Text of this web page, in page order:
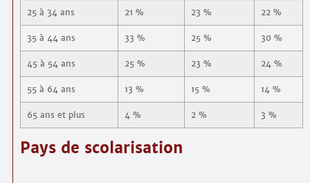
25 à 34 ans 21 % 23 % 22 %
35 à 44 ans 33 % 25 % 30 %
45 à 54 ans 25 % 23 % 24 %
55 à 64 ans 13 % 15 % 14 %
65 ans et plus 4 % 2 % 3 %
Pays de scolarisation